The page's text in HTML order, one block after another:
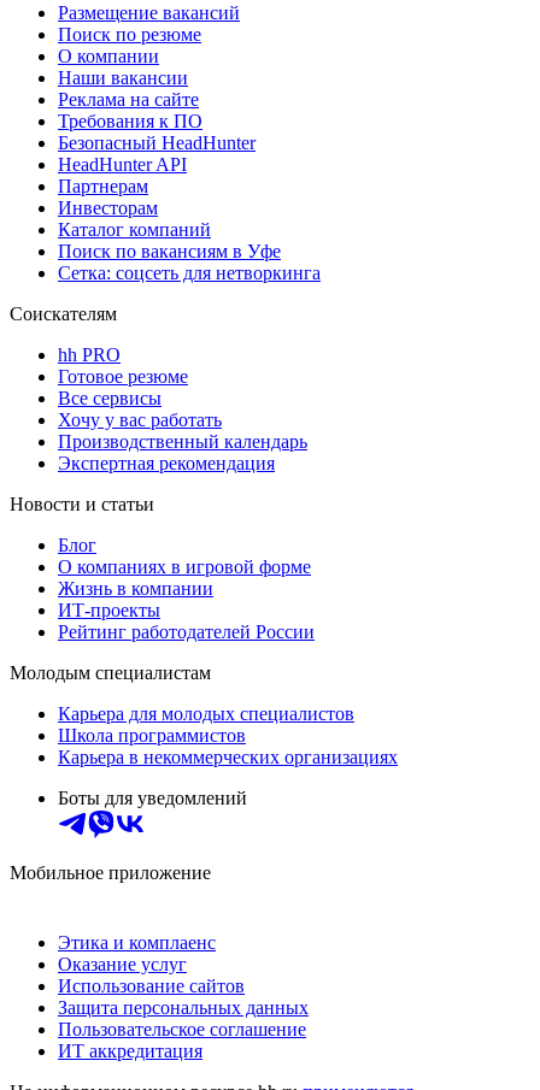
Размещение вакансий
Поиск по резюме
О компании
Наши вакансии
Реклама на сайте
Требования к ПО
Безопасный HeadHunter
HeadHunter API
Партнерам
Инвесторам
Каталог компаний
Поиск по вакансиям в Уфе
Сетка: соцсеть для нетворкинга
Соискателям
hh PRO
Готовое резюме
Все сервисы
Хочу у вас работать
Производственный календарь
Экспертная рекомендация
Новости и статьи
Блог
О компаниях в игровой форме
Жизнь в компании
ИТ-проекты
Рейтинг работодателей России
Молодым специалистам
Карьера для молодых специалистов
Школа программистов
Карьера в некоммерческих организациях
Боты для уведомлений
Мобильное приложение
Этика и комплаенс
Оказание услуг
Использование сайтов
Защита персональных данных
Пользовательское соглашение
ИТ аккредитация